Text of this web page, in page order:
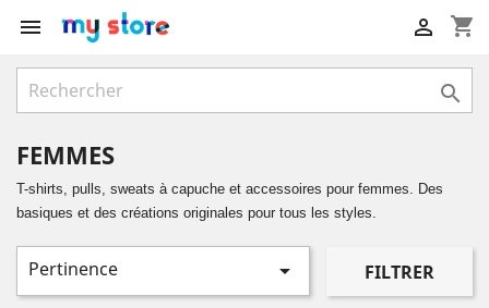
 shopping_cart


FEMMES
T-shirts, pulls, sweats à capuche et accessoires pour femmes. Des
basiques et des créations originales pour tous les styles.
Pertinence  FILTRER